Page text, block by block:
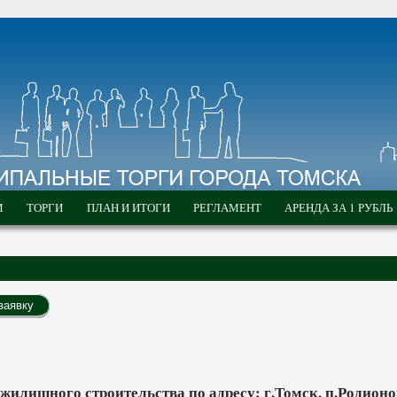
ТОРГИ ПЛАН И ИТОГИ РЕГЛАМЕНТ АРЕНДА ЗА 1 РУБЛЬ
строительства по адресу: г.Томск,